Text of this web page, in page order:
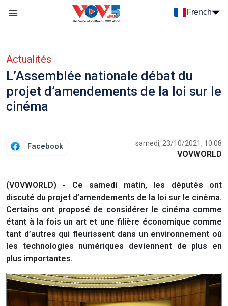
French
Actualités
L’Assemblée nationale débat du
projet d’amendements de la loi sur le
cinéma
Facebook samedi, 23/10/2021, 10:08
VOVWORLD
(VOVWORLD) - Ce samedi matin, les députés ont
discuté du projet d’amendements de la loi sur le cinéma.
Certains ont proposé de considérer le cinéma comme
étant à la fois un art et une filière économique comme
tant d’autres qui fleurissent dans un environnement où
les technologies numériques deviennent de plus en
plus importantes.